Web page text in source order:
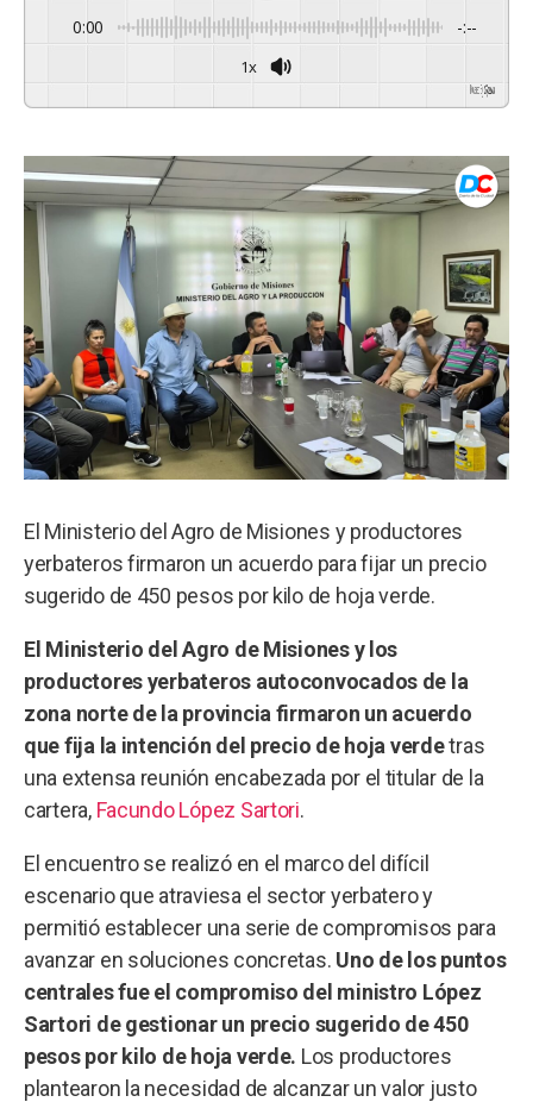
0:00 -:--
1x
GSpeech
El Ministerio del Agro de Misiones y productores
yerbateros firmaron un acuerdo para fijar un precio
sugerido de 450 pesos por kilo de hoja verde.
El Ministerio del Agro de Misiones y los
productores yerbateros autoconvocados de la
zona norte de la provincia firmaron un acuerdo
que fija la intención del precio de hoja verdetras
una extensa reunión encabezada por el titular de la
cartera, Facundo López Sartori.
El encuentro se realizó en el marco del difícil
escenario que atraviesa el sector yerbatero y
permitió establecer una serie de compromisos para
avanzar en soluciones concretas. Uno de los puntos
centrales fue el compromiso del ministro López
Sartori de gestionar un precio sugerido de 450
pesos por kilo de hoja verde. Los productores
plantearon la necesidad de alcanzar un valor justo